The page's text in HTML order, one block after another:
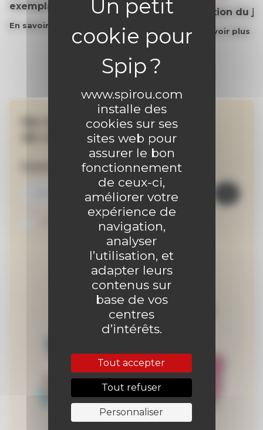
www.spirou.com
installe des
cookies sur ses
sites web pour
assurer le bon
fonctionnement
de ceux-ci,
améliorer votre
expérience de
navigation,
analyser
l’utilisation, et
adapter leurs
contenus sur
base de vos
centres
d’intérêts.
Tout accepter
Tout refuser
Personnaliser
exemplaire du journal !
En savoir plus
Solution du
En savoir plus
Ne manquez aucune
de nos actualités !
Inscrivez-vous à la newsletter
Je suis abonné au site